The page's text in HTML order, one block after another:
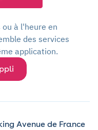
à l'heure en
des services
application.
Avenue de France